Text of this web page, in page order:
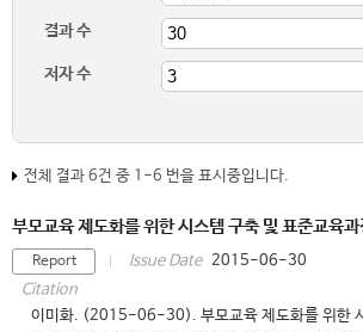
결과 수
저자 수
전체 결과 6건 중 1-6 번을 표시중입니다.
부모교육 제도화를 위한 시스템 구축 및 표준교육
Report Issue Date 2015-06-30
Citation
이미화. (2015-06-30). 부모교육 제도화를 위한